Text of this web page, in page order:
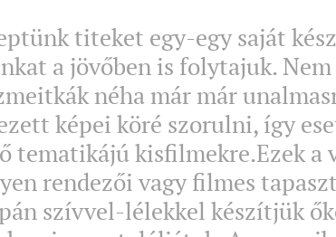
titeket egy-egy saját
a jövőben is folytajuk.
néha már már
képei köré szorulni, így
tematikájú kisfilmekre.Ezek a
rendezői vagy filmes
szívvel-lélekkel készítjük